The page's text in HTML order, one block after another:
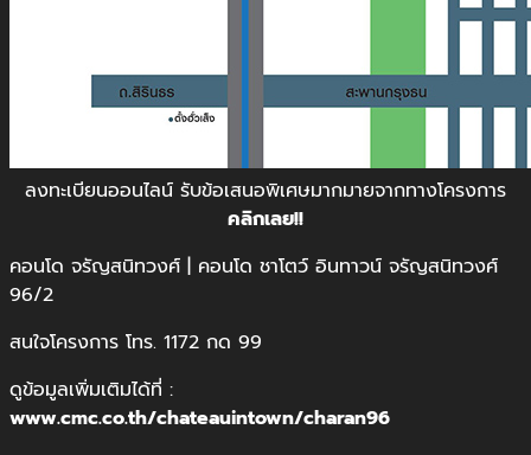
ลงทะเบียนออนไลน์ รับข้อเสนอพิเศษมากมายจากทางโครงการ
คลิกเลย!!
คอนโด จรัญสนิทวงศ์ | คอนโด ชาโตว์ อินทาวน์ จรัญสนิทวงศ์
96/2
สนใจโครงการ โทร. 1172 กด 99
ดูข้อมูลเพิ่มเติมได้ที่ :
www.cmc.co.th/chateauintown/charan96